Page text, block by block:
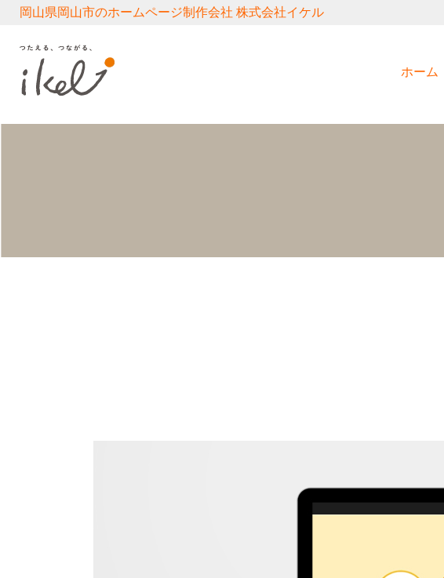
岡山県岡山市のホームページ制作会社 株式会社イケル
ホーム